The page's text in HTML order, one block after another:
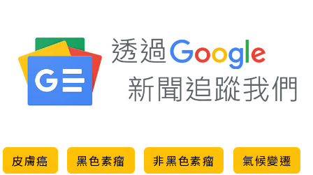
皮膚癌 黑色素瘤 非黑色素瘤
氣候變遷